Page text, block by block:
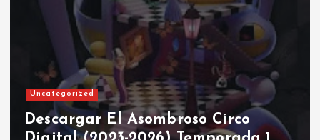
Uncategorized
Descargar El Asombroso Circo